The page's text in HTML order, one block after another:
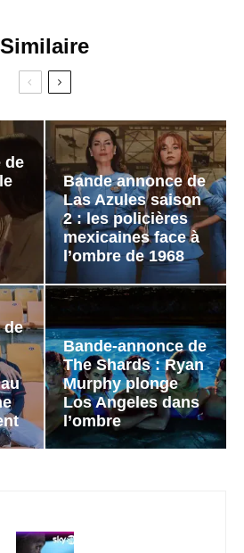
Similaire
de
Bande annonce de
Las Azules saison
2 : les policières
mexicaines face à
l’ombre de 1968
de
Bande-annonce de
The Shards : Ryan
Murphy plonge
Los Angeles dans
l’ombre